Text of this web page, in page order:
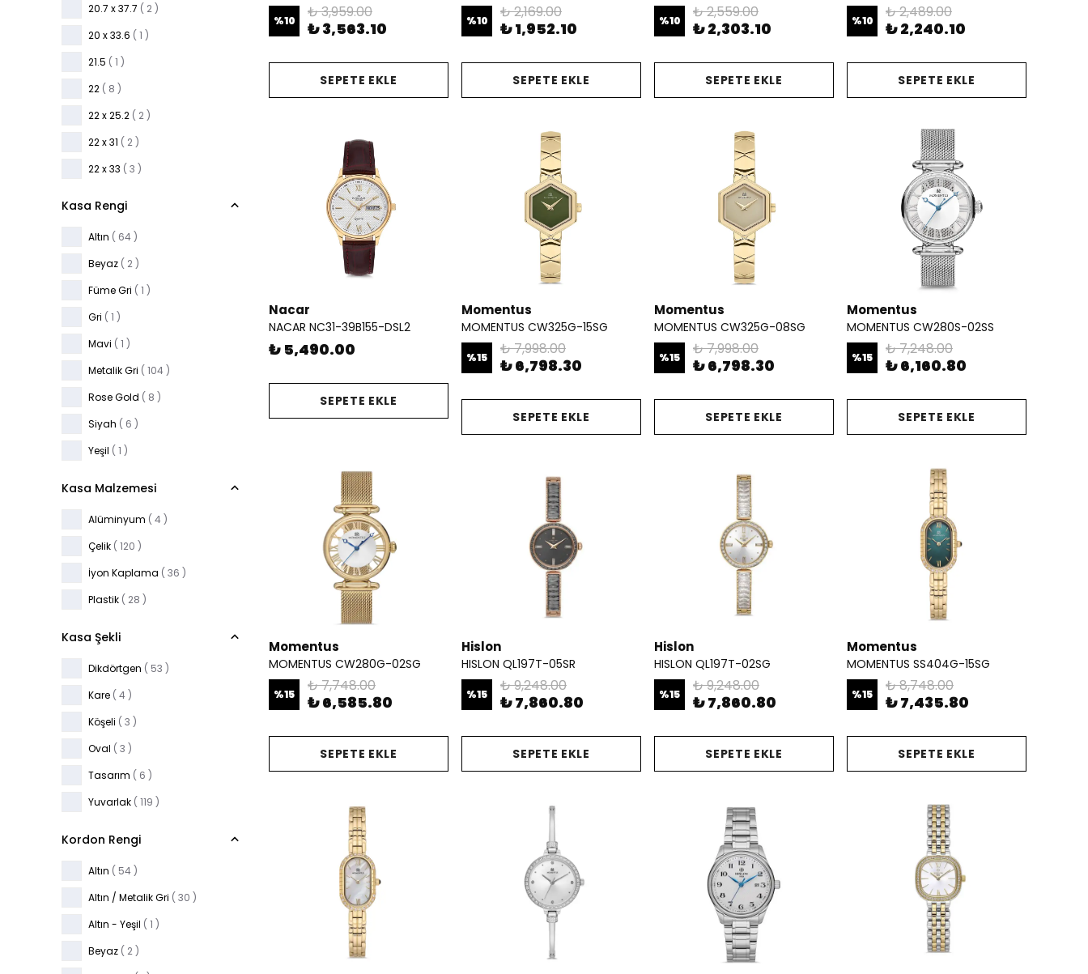
20.7 x 37.7 ( 2 )
20 x 33.6 ( 1 )
21.5 ( 1 )
22 ( 8 )
22 x 25.2 ( 2 )
22 x 31 ( 2 )
22 x 33 ( 3 )
28( 5 )
28.2( 6 )
28.5 ( 1 )
28.6 x 33.5( 2 )
29 ( 3 )
30 ( 6 )
30.2 ( 5 )
30.4 x 34.5
30.5 ( 1 )
30 x 36.7 ( 1 )
31 ( 13 )
31.3 ( 1 )
( 10 )
( 4 )
( 1 )
33.2 x 36.8 ( 1 )
Kasa Rengi
Altın ( 64 )
Beyaz ( 2 )
Füme Gri ( 1 )
Gri ( 1 )
Mavi ( 1 )
Metalik Gri ( 104 )
Rose Gold ( 8 )
Siyah ( 6 )
Yeşil ( 1 )
Kasa Malzemesi
Alüminyum ( 4 )
Çelik ( 120 )
İyon Kaplama ( 36 )
Plastik ( 28 )
Kasa Şekli
Dikdörtgen ( 53 )
Kare ( 4 )
Köşeli ( 3 )
Oval ( 3 )
Tasarım ( 6 )
Yuvarlak ( 119 )
Kordon Rengi
Altın ( 54 )
Altın / Metalik Gri ( 30 )
Altın - Yeşil ( 1 )
Beyaz ( 2 )
%10 ₺ 3,959.00
₺ 3,563.10
SEPETE EKLE
%10 ₺ 2,169.00
₺ 1,952.10
SEPETE EKLE
%10 ₺ 2,559.00
₺ 2,303.10
SEPETE EKLE
%10 ₺ 2,489.00
₺ 2,240.10
SEPETE EKLE
Nacar
NACAR NC31-39B155-DSL2
₺ 5,490.00
SEPETE EKLE
Momentus
MOMENTUS CW325G-15SG
%15 ₺ 7,998.00
₺ 6,798.30
SEPETE EKLE
Momentus
MOMENTUS CW325G-08SG
%15 ₺ 7,998.00
₺ 6,798.30
SEPETE EKLE
Momentus
MOMENTUS CW280S-02SS
%15 ₺ 7,248.00
₺ 6,160.80
SEPETE EKLE
Momentus
MOMENTUS CW280G-02SG
%15 ₺ 7,748.00
₺ 6,585.80
SEPETE EKLE
Hislon
HISLON QL197T-05SR
%15 ₺ 9,248.00
₺ 7,860.80
SEPETE EKLE
Hislon
HISLON QL197T-02SG
%15 ₺ 9,248.00
₺ 7,860.80
SEPETE EKLE
Momentus
MOMENTUS SS404G-15SG
%15 ₺ 8,748.00
₺ 7,435.80
SEPETE EKLE